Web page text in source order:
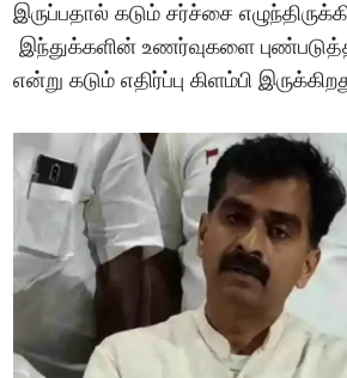
இருப்பதால் கடும் சர்ச்சை
இந்துக்களின் உணர்வுகளை
என்று கடும் எதிர்ப்பு கிளம்பி